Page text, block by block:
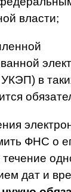
а после —
СМЭВ
2025 г.
Федеральной
ноября